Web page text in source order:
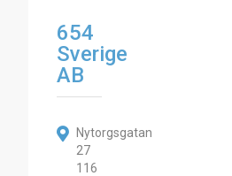
654
Sverige
AB
Nytorgsgatan
27
116